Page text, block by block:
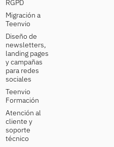
RGPD
Migración a
Teenvio
Diseño de
newsletters,
landing pages
y campañas
para redes
sociales
Teenvio
Formación
Atención al
cliente y
soporte
técnico